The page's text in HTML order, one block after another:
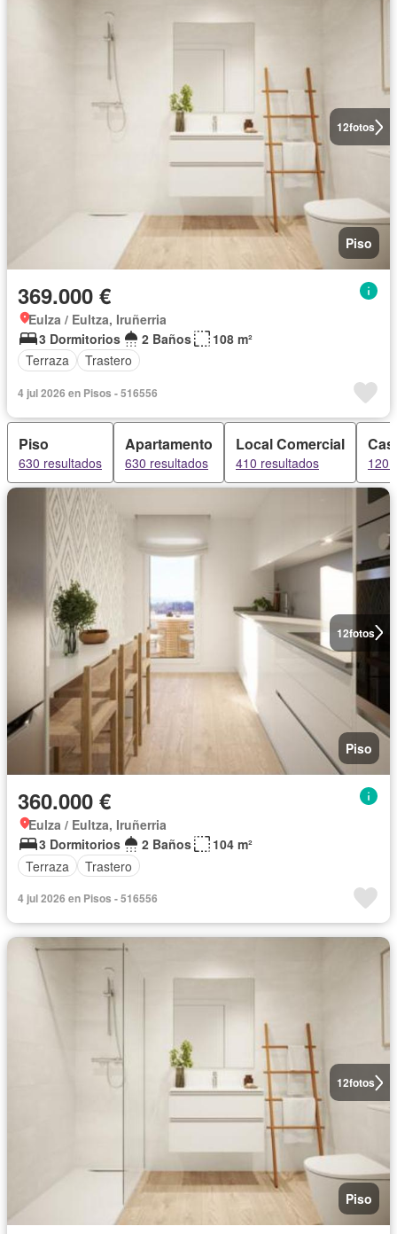
12fotos
Piso
369.000 €
Eulza / Eultza, Iruñerria
3 Dormitorios
2 Baños
108 m²
Terraza
Trastero
4 jul 2026 en Pisos - 516556
Piso
630 resultados
Apartamento
630 resultados
Local Comercial
410 resultados 120
12fotos
Piso
360.000 €
Eulza / Eultza, Iruñerria
3 Dormitorios
2 Baños
104 m²
Terraza
Trastero
4 jul 2026 en Pisos - 516556
12fotos
Piso